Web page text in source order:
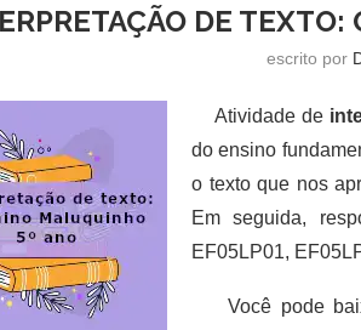
DE
escrito por
Atividade de
do ensino
o texto que nos
Em seguida,
EF05LP01,
Você pode